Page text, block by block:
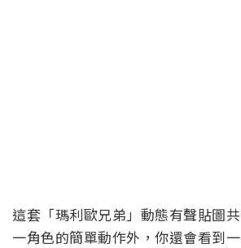
這套「瑪利歐兄弟」動態有聲貼圖
一角色的簡單動作外，你還會看到